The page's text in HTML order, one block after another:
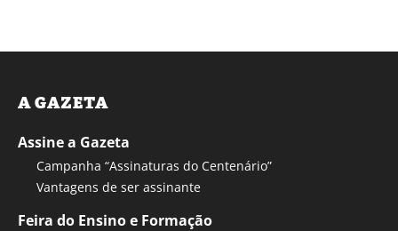
A GAZETA
Assine a Gazeta
Campanha “Assinaturas do Centenário”
Vantagens de ser assinante
Feira do Ensino e Formação